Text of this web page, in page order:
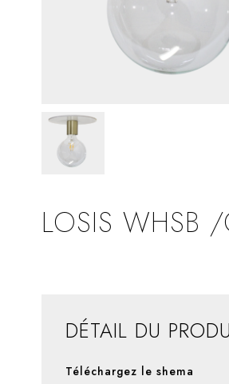
LOSIS WHSB
DÉTAIL DU
Téléchargez le shema